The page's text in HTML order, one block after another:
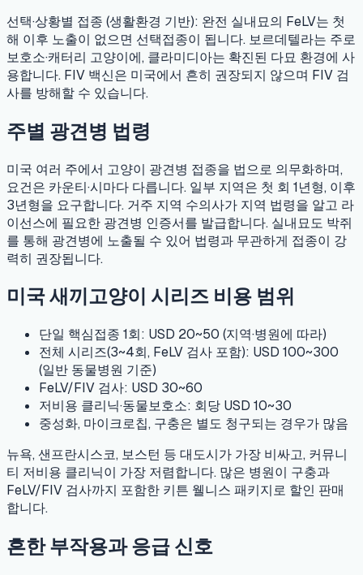
선택·상황별 접종 (생활환경 기반): 완전 실내묘의 FeLV는 첫
해 이후 노출이 없으면 선택접종이 됩니다. 보르데텔라는 주로
보호소·캐터리 고양이에, 클라미디아는 확진된 다묘 환경에 사
용합니다. FIV 백신은 미국에서 흔히 권장되지 않으며 FIV 검
사를 방해할 수 있습니다.
주별 광견병 법령
미국 여러 주에서 고양이 광견병 접종을 법으로 의무화하며,
요건은 카운티·시마다 다릅니다. 일부 지역은 첫 회 1년형, 이후
3년형을 요구합니다. 거주 지역 수의사가 지역 법령을 알고 라
이선스에 필요한 광견병 인증서를 발급합니다. 실내묘도 박쥐
를 통해 광견병에 노출될 수 있어 법령과 무관하게 접종이 강
력히 권장됩니다.
미국 새끼고양이 시리즈 비용 범위
단일 핵심접종 1회: USD 20~50 (지역·병원에 따라)
전체 시리즈(3~4회, FeLV 검사 포함): USD 100~300
(일반 동물병원 기준)
FeLV/FIV 검사: USD 30~60
저비용 클리닉·동물보호소: 회당 USD 10~30
중성화, 마이크로칩, 구충은 별도 청구되는 경우가 많음
뉴욕, 샌프란시스코, 보스턴 등 대도시가 가장 비싸고, 커뮤니
티 저비용 클리닉이 가장 저렴합니다. 많은 병원이 구충과
FeLV/FIV 검사까지 포함한 키튼 웰니스 패키지로 할인 판매
합니다.
흔한 부작용과 응급 신호